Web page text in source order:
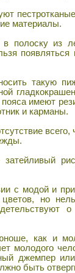
материалы.
полоску из
такую
имеют
и карманы.
с модой и
но
как и
молодого
джемпер
быть